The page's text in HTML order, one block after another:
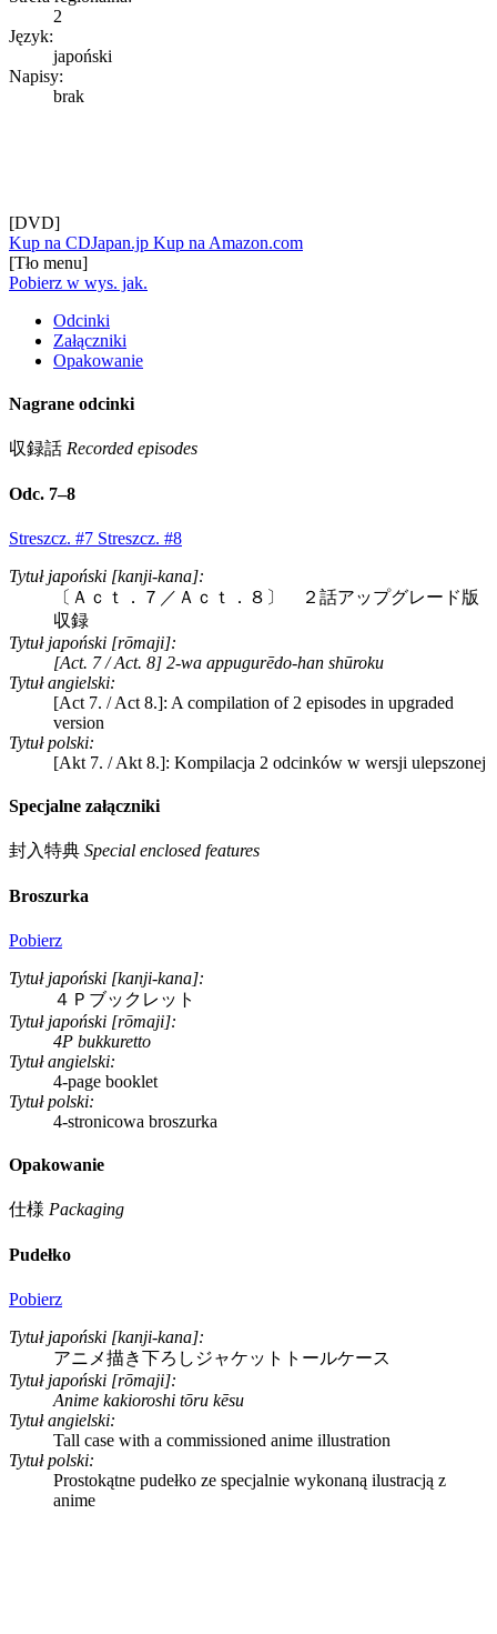
2
Język:
japoński
Napisy:
brak
[DVD]
Kup na CDJapan.jp Kup na Amazon.com
[Tło menu]
Pobierz w wys. jak.
Odcinki
Załączniki
Opakowanie
Nagrane odcinki
収録話 Recorded episodes
Odc. 7–8
Streszcz. #7 Streszcz. #8
Tytuł japoński [kanji-kana]:
〔Ａｃｔ．７／Ａｃｔ．８〕 ２話アップグレード版
収録
Tytuł japoński [rōmaji]:
[Act. 7 / Act. 8] 2-wa appugurēdo-han shūroku
Tytuł angielski:
[Act 7. / Act 8.]: A compilation of 2 episodes in upgraded
version
Tytuł polski:
[Akt 7. / Akt 8.]: Kompilacja 2 odcinków w wersji ulepszonej
Specjalne załączniki
封入特典 Special enclosed features
Broszurka
Pobierz
Tytuł japoński [kanji-kana]:
４Ｐブックレット
Tytuł japoński [rōmaji]:
4P bukkuretto
Tytuł angielski:
4-page booklet
Tytuł polski:
4-stronicowa broszurka
Opakowanie
仕様 Packaging
Pudełko
Pobierz
Tytuł japoński [kanji-kana]:
アニメ描き下ろしジャケットトールケース
Tytuł japoński [rōmaji]:
Anime kakioroshi tōru kēsu
Tytuł angielski:
Tall case with a commissioned anime illustration
Tytuł polski:
Prostokątne pudełko ze specjalnie wykonaną ilustracją z
anime